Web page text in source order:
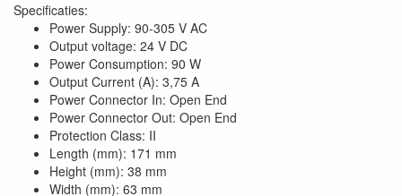
Specificaties:
Power Supply: 90-305 V AC
Output voltage: 24 V DC
Power Consumption: 90 W
Output Current (A): 3,75 A
Power Connector In: Open End
Power Connector Out: Open End
Protection Class: II
Length (mm): 171 mm
Height (mm): 38 mm
Width (mm): 63 mm